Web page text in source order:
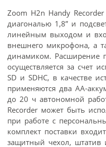
Zoom H2n Handy
диагональю 1,8” и
линейным выходом и
внешнего микрофона, а
динамиком. Расширение
осуществляется за счет
SD и SDHC, в качестве
применяются два AA-
до 20 ч автономной
Recorder может быть
при работе с
комплект поставки
защитный чехол, штатив